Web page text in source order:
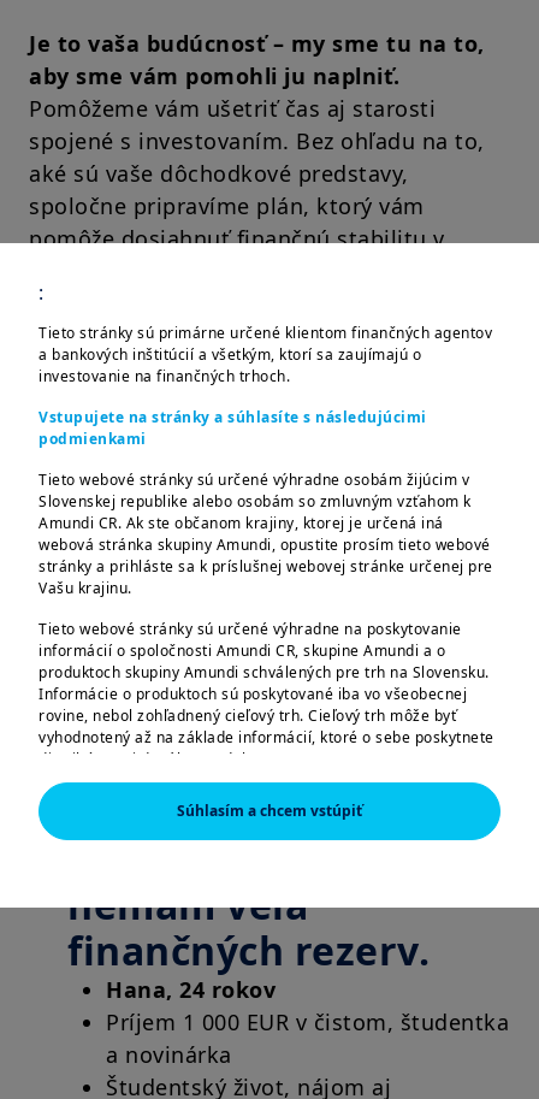
:
Tieto stránky sú primárne určené klientom finančných agentov
a bankových inštitúcií a všetkým, ktorí sa zaujímajú o
investovanie na finančných trhoch.
Vstupujete na stránky a súhlasíte s následujúcimi
podmienkami
Tieto webové stránky sú určené výhradne osobám žijúcim v
Slovenskej republike alebo osobám so zmluvným vzťahom k
Amundi CR. Ak ste občanom krajiny, ktorej je určená iná
webová stránka skupiny Amundi, opustite prosím tieto webové
stránky a prihláste sa k príslušnej webovej stránke určenej pre
Vašu krajinu.
Tieto webové stránky sú určené výhradne na poskytovanie
informácií o spoločnosti Amundi CR, skupine Amundi a o
produktoch skupiny Amundi schválených pre trh na Slovensku.
Informácie o produktoch sú poskytované iba vo všeobecnej
rovine, nebol zohľadnený cieľový trh. Cieľový trh môže byť
vyhodnotený až na základe informácií, ktoré o sebe poskytnete
distribútorovi daného produktu.
Informácie tu uvedené nemusia byť úplné, môžu sa postupom
času meniť a Amundi CR ich môže bez upozornenia kedykoľvek
aktualizovať.
Informácie obsiahnuté na týchto stránkach nie sú určené
štátnym príslušníkom či občanom Spojených štátov amerických,
resp. „americkým osobám“ tak, ako sú definované v „nariadení
S“ (Regulation S) Komisie pre cenné papiere a burzy podľa
amerického zákona o cenných papieroch (Securities Act) z roku
1933, čo sa vzťahuje najmä na všetky fyzické osoby žijúce v
Spojených štátoch amerických a akékoľvek partnerstvo alebo
obchodnú spoločnosť založenú alebo zapísanú podľa
Súhlasím a chcem vstúpiť
Je to vaša budúcnosť – my sme tu na to,
aby sme vám pomohli ju naplniť.
Pomôžeme vám ušetriť čas aj starosti
spojené s investovaním. Bez ohľadu na to,
aké sú vaše dôchodkové predstavy,
spoločne pripravíme plán, ktorý vám
pomôže dosiahnuť finančnú stabilitu v
Nezáleží na tom, v akej fáze kariéry sa práve
nachádzate – mať plán sporenia na
dôchodok je vždy rozumné riešenie.
Cesta k vášmu
vysnívanému dôchodku
Vyberte si, v akej fáze života sa nachádzate,
a posuňte sa bližšie k svojim cieľom.
Som na začiatku
nemám veľa
finančných rezerv.
Hana, 24 rokov
Príjem 1 000 EUR v čistom, študentka
a novinárka
Študentský život, nájom aj